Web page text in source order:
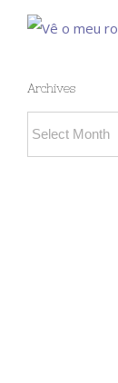
Archives